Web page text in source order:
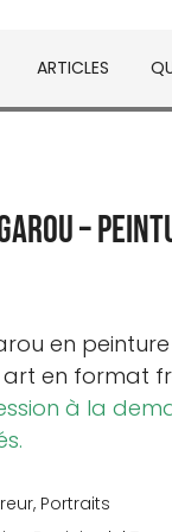
ARTICLES
–
en
en format
à la
, Portraits